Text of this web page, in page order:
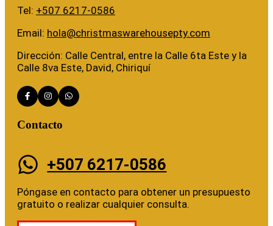
Tel: +507 6217-0586
Email: hola@christmaswarehousepty.com
Dirección: Calle Central, entre la Calle 6ta Este y la
Calle 8va Este, David, Chiriquí
Contacto
+507 6217-0586
Póngase en contacto para obtener un presupuesto
gratuito o realizar cualquier consulta.